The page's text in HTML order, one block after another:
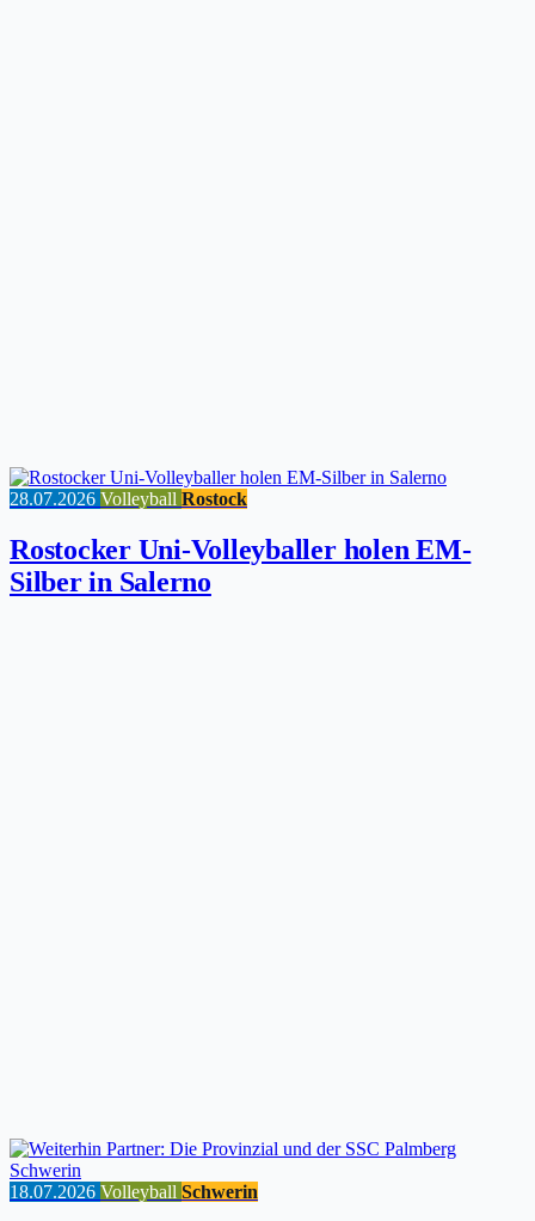
28.07.2026 Volleyball Rostock
Rostocker Uni-Volleyballer holen EM-
Silber in Salerno
18.07.2026 Volleyball Schwerin